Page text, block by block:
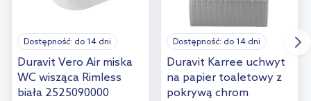
Dostępność: do 14 dni
Duravit Vero Air miska
WC wisząca Rimless
biała 2525090000
Dostępność: do 14 dni
Duravit Karree uchwyt
na papier toaletowy z
pokrywą chrom